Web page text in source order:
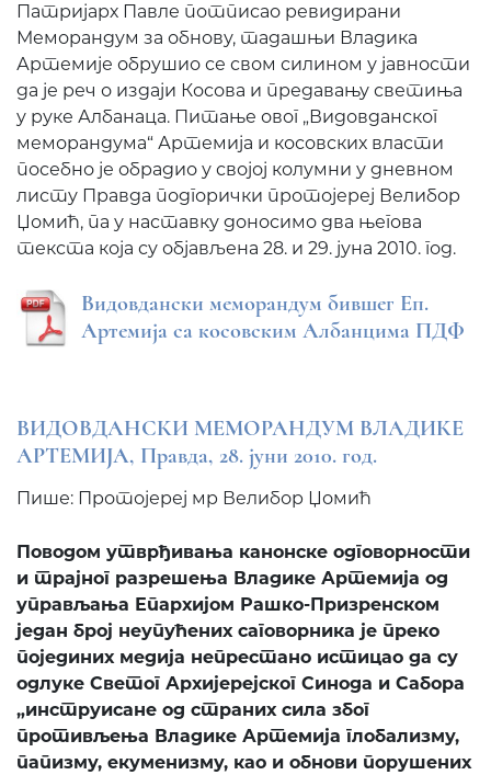
Патријарх Павле потписао ревидирани
Меморандум за обнову, тадашњи Владика
Артемије обрушио се свом силином у јавности
да је реч о издаји Косова и предавању светиња
у руке Албанаца. Питање овог „Видовданског
меморандума“ Артемија и косовских власти
посебно је обрадио у својој колумни у дневном
листу Правда подгорички протојереј Велибор
Џомић, па у наставку доносимо два његова
текста која су објављена 28. и 29. јуна 2010. год.
Видовдански меморандум бившег Еп.
Артемија са косовским Албанцима ПДФ
ВИДОВДАНСКИ МЕМОРАНДУМ ВЛАДИКЕ
АРТЕМИЈА, Правда, 28. јуни 2010. год.
Пише: Протојереј мр Велибор Џомић
Поводом утврђивања канонске одговорности
и трајног разрешења Владике Артемија од
управљања Епархијом Рашко-Призренском
један број неупућених саговорника је преко
појединих медија непрестано истицао да су
одлуке Светог Архијерејског Синода и Сабора
„инструисане од страних сила због
противљења Владике Артемија глобализму,
папизму, екуменизму, као и обнови порушених